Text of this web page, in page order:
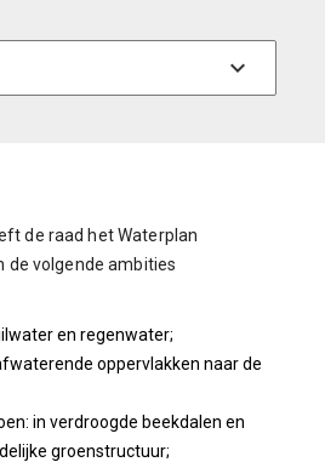
de raad het Waterplan
de volgende ambities
en regenwater;
oppervlakken naar de
in verdroogde beekdalen en
groenstructuur;